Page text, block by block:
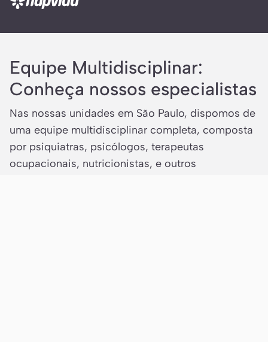
Equipe Multidisciplinar:
Conheça nossos especialistas
Nas nossas unidades em São Paulo, dispomos de
uma equipe multidisciplinar completa, composta
por psiquiatras, psicólogos, terapeutas
ocupacionais, nutricionistas, e outros